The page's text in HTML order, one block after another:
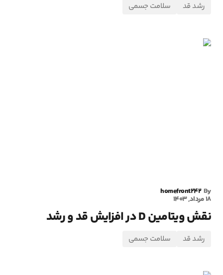
رشد قد سلامت جسمی
By
homefront242
18 مرداد, 1403
نقش ویتامین D در افزایش قد و رشد
رشد قد سلامت جسمی